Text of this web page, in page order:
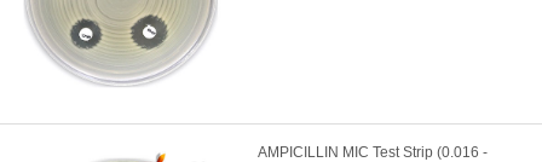
AMPICILLIN MIC Test Strip (0.016 -